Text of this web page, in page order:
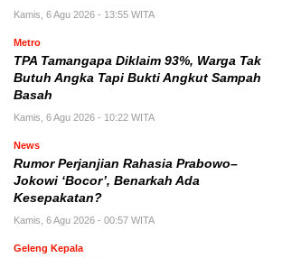
Kamis, 6 Agu 2026 - 13:55 WITA
Metro
TPA Tamangapa Diklaim 93%, Warga Tak
Butuh Angka Tapi Bukti Angkut Sampah
Basah
Kamis, 6 Agu 2026 - 10:22 WITA
News
Rumor Perjanjian Rahasia Prabowo–
Jokowi ‘Bocor’, Benarkah Ada
Kesepakatan?
Kamis, 6 Agu 2026 - 00:57 WITA
Geleng Kepala